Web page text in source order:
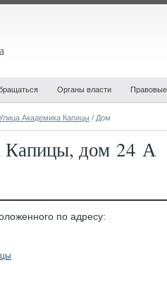
Органы власти
Академика Капицы / Дом
Капицы, дом 24 А
по адресу: